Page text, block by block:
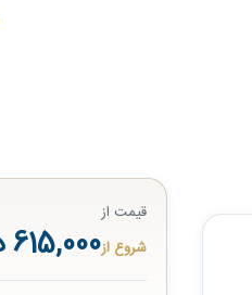
قیمت از
شروع از615,000 درهم